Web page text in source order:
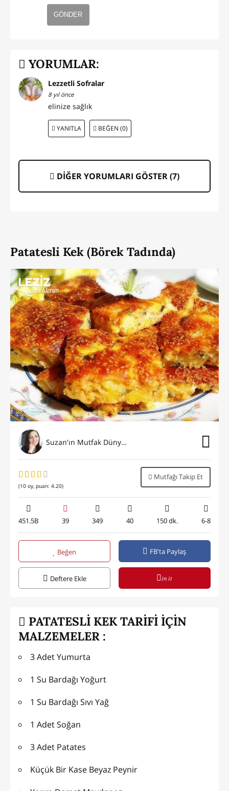
GÖNDER
YORUMLAR:
Lezzetli Sofralar
8 yıl önce
elinize sağlık
YANITLA BEĞEN (0)
DİĞER YORUMLARI GÖSTER (7)
Patatesli Kek (Börek Tadında)
Suzan'ın Mutfak Dünyası
(10 oy, puan: 4.20)
Mutfağı Takip Et
451.5B 39 349 40 150 dk. 6-8
Beğen FB'ta Paylaş
Deftere Ekle in it
PATATESLİ KEK TARİFİ İÇİN
MALZEMELER :
3 Adet Yumurta
1 Su Bardağı Yoğurt
1 Su Bardağı Sıvı Yağ
1 Adet Soğan
3 Adet Patates
Küçük Bir Kase Beyaz Peynir